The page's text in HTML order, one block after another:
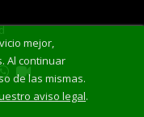
mejor,
Al continuar
de las mismas.
aviso legal.